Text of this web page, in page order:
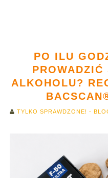
PO ILU
PROWADZIĆ
ALKOHOLU?
TYLKO SPRAWDZONE! -